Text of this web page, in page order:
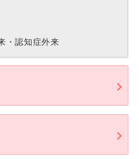
・認知症外来